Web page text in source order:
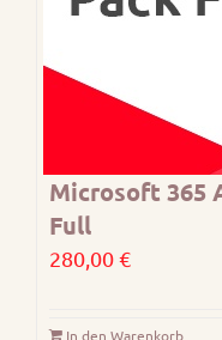
Microsoft 365
Full
280,00€
In den Warenkorb